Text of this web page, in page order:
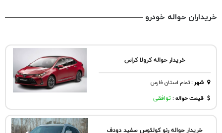
خریداران حواله خودرو
خریدار حواله کرولا کراس
شهر:تمام استان فارس
قیمت حواله : توافقی
خریدار حواله رنو کولئوس سفید دودف